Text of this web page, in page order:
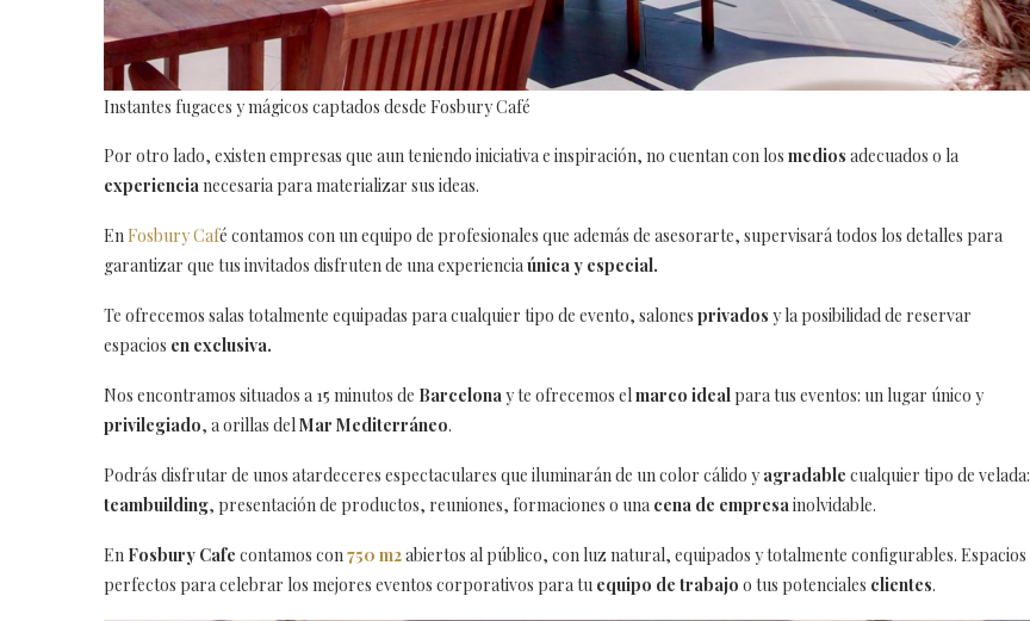
Instantes fugaces y mágicos captados desde Fosbury Café
Por otro lado, existen empresas que aun teniendo iniciativa e inspiración, no cuentan con los medios adecuados o la
experiencia necesaria para materializar sus ideas.
En Fosbury Café contamos con un equipo de profesionales que además de asesorarte, supervisará todos los detalles para
garantizar que tus invitados disfruten de una experiencia única y especial.
Te ofrecemos salas totalmente equipadas para cualquier tipo de evento, salones privados y la posibilidad de reservar
espacios en exclusiva.
Nos encontramos situados a 15 minutos de Barcelona y te ofrecemos el marco ideal para tus eventos: un lugar único y
privilegiado, a orillas del Mar Mediterráneo.
Podrás disfrutar de unos atardeceres espectaculares que iluminarán de un color cálido yagradable cualquier tipo de velada:
teambuilding, presentación de productos, reuniones, formaciones o una cena de empresa inolvidable.
En Fosbury Cafe contamos con 750 m2abiertos al público, con luz natural, equipados y totalmente configurables. Espacios
perfectos para celebrar los mejores eventos corporativos para tu equipo de trabajo o tus potenciales clientes.